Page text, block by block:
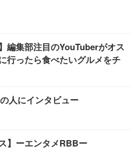
編集部注目のYouTuberがオス
行ったら食べたいグルメをチ
人にインタビュー
】ーエンタメRBBー